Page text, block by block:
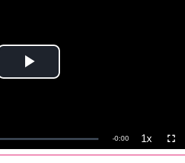
Play
Remaining
-0:00 1xPlayback
Rate